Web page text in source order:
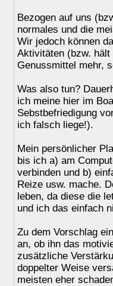
Bezogen auf uns
normales und die
Wir jedoch können
Aktivitäten (bzw.
Genussmittel mehr,
Was also tun?
ich meine hier im
Sebstbefriedigung
ich falsch liege!).
Mein persönlicher
bis ich a) am
verbinden und b)
Reize usw. mache.
leben, da diese die
und ich das einfach
Zu dem Vorschlag
an, ob ihn das
zusätzliche
doppelter Weise
meisten eher